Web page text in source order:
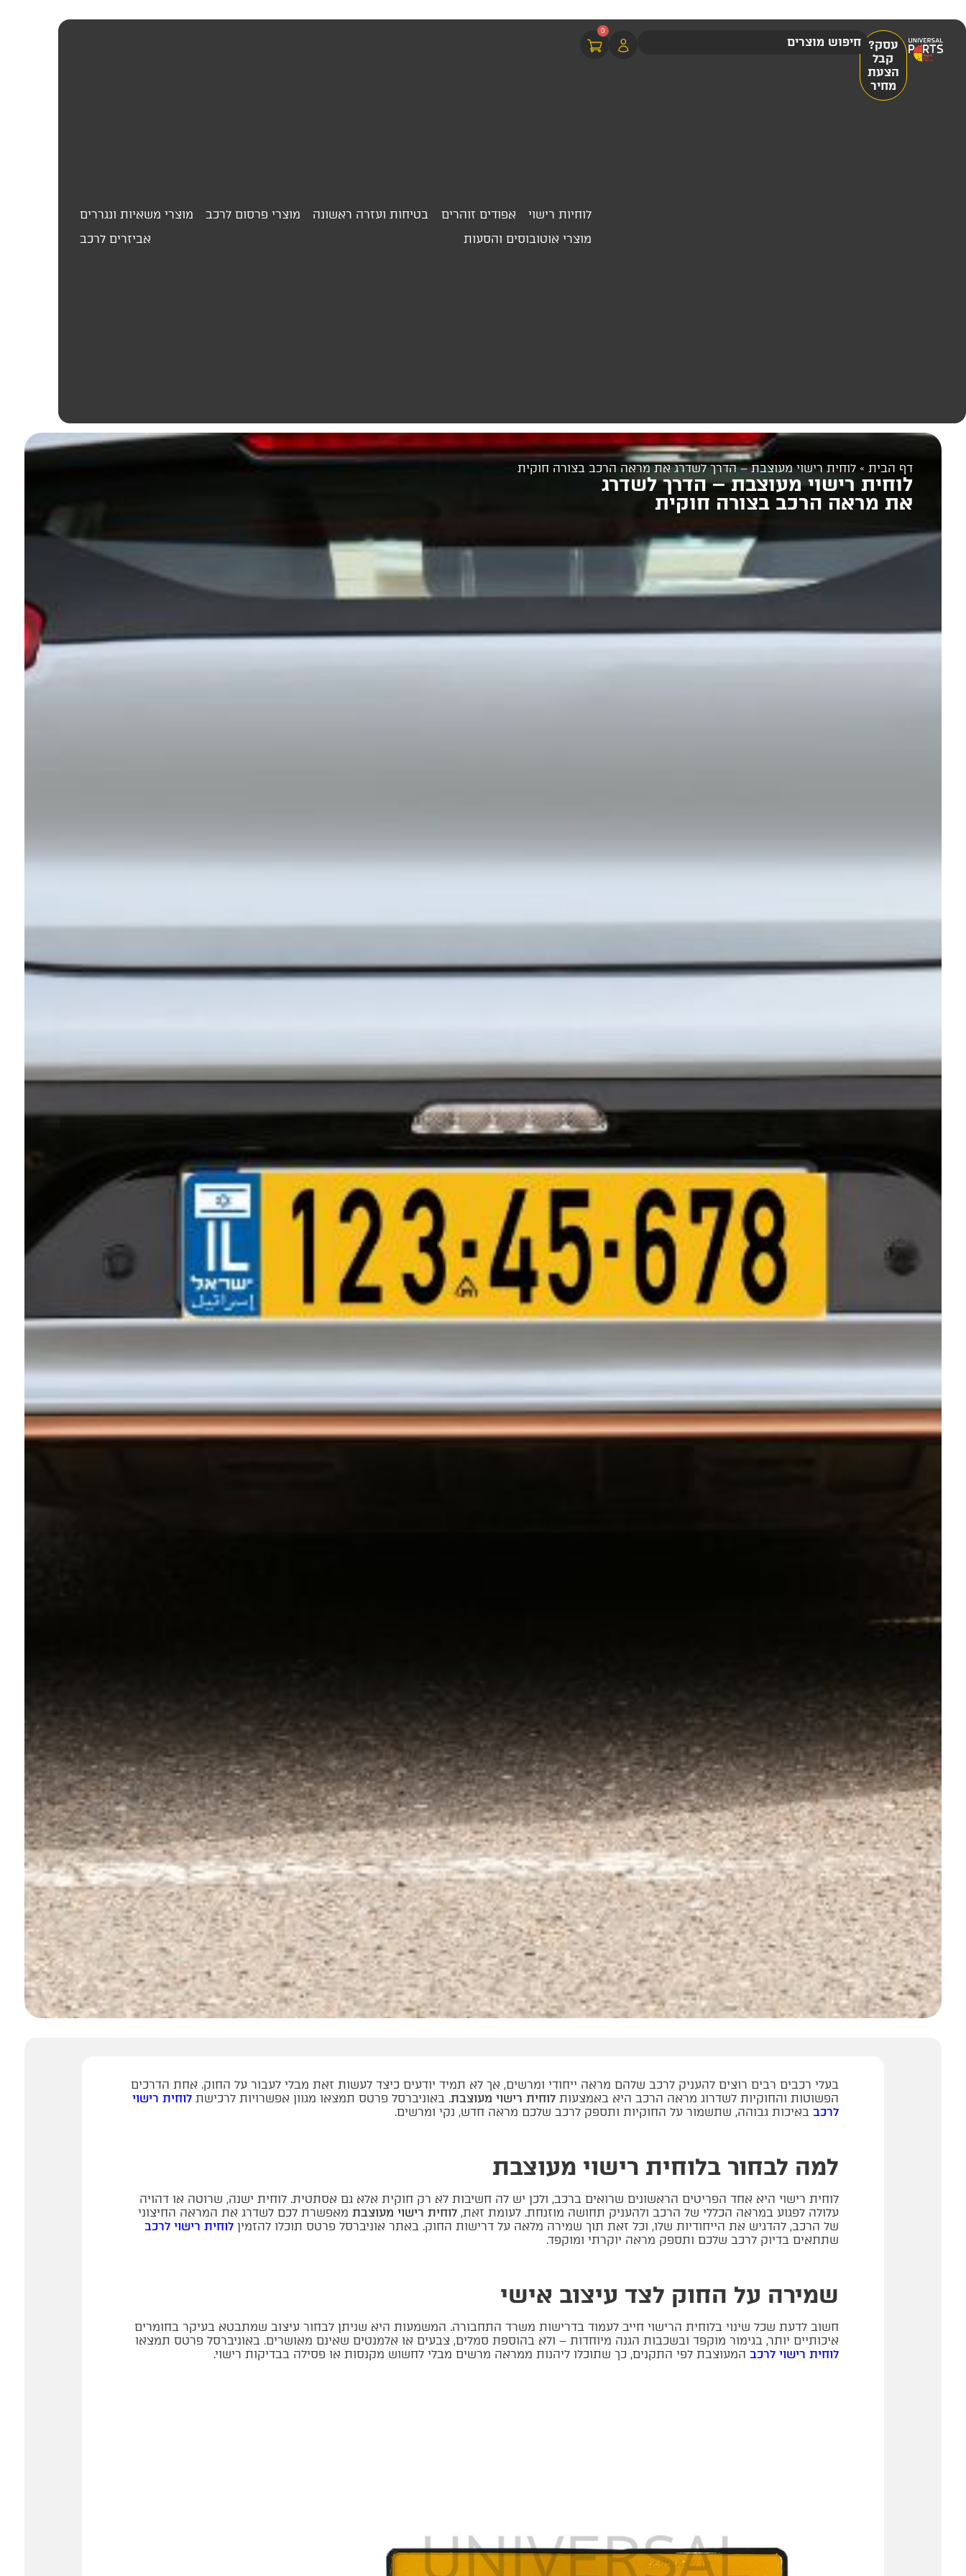
עסק?
קבל
הצעת
מחיר
0
לוחיות רישוי אפודים זוהרים בטיחות ועזרה ראשונה מוצרי פרסום לרכב
מוצרי משאיות ונגררים
מוצרי אוטובוסים והסעות
אביזרים לרכב
דף הבית» לוחית רישוי מעוצבת – הדרך לשדרג את מראה הרכב בצורה חוקית
לוחית רישוי מעוצבת – הדרך לשדרג
את מראה הרכב בצורה חוקית
בעלי רכבים רבים רוצים להעניק לרכב שלהם מראה ייחודי ומרשים, אך לא תמיד יודעים כיצד לעשות זאת מבלי לעבור על החוק. אחת הדרכים
הפשוטות והחוקיות לשדרוג מראה הרכב היא באמצעות לוחית רישוי מעוצבת. באוניברסל פרטס תמצאו מגוון אפשרויות לרכישת לוחית רישוי
לרכב באיכות גבוהה, שתשמור על החוקיות ותספק לרכב שלכם מראה חדש, נקי ומרשים.
למה לבחור בלוחית רישוי מעוצבת
לוחית רישוי היא אחד הפריטים הראשונים שרואים ברכב, ולכן יש לה חשיבות לא רק חוקית אלא גם אסתטית. לוחית ישנה, שרוטה או דהויה
עלולה לפגוע במראה הכללי של הרכב ולהעניק תחושה מוזנחת. לעומת זאת, לוחית רישוי מעוצבת מאפשרת לכם לשדרג את המראה החיצוני
של הרכב, להדגיש את הייחודיות שלו, וכל זאת תוך שמירה מלאה על דרישות החוק. באתר אוניברסל פרטס תוכלו להזמין לוחית רישוי לרכב
שתתאים בדיוק לרכב שלכם ותספק מראה יוקרתי ומוקפד.
שמירה על החוק לצד עיצוב אישי
חשוב לדעת שכל שינוי בלוחית הרישוי חייב לעמוד בדרישות משרד התחבורה. המשמעות היא שניתן לבחור עיצוב שמתבטא בעיקר בחומרים
איכותיים יותר, בגימור מוקפד ובשכבות הגנה מיוחדות – ולא בהוספת סמלים, צבעים או אלמנטים שאינם מאושרים. באוניברסל פרטס תמצאו
לוחית רישוי לרכב המעוצבת לפי התקנים, כך שתוכלו ליהנות ממראה מרשים מבלי לחשוש מקנסות או פסילה בבדיקות רישוי.